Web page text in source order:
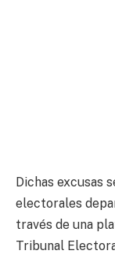
Dichas excusas
electorales
través de una
Tribunal